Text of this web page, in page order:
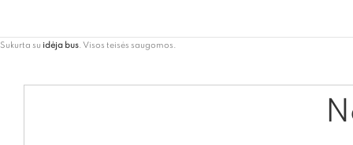
Sukurta su idėja bus . Visos teisės saugomos.